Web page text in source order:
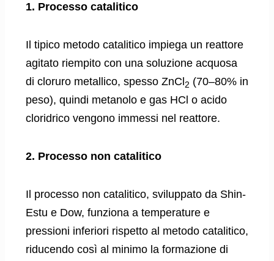
1. Processo catalitico
Il tipico metodo catalitico impiega un reattore
agitato riempito con una soluzione acquosa
di cloruro metallico, spesso ZnCl 2 (70–80% in
peso), quindi metanolo e gas HCl o acido
cloridrico vengono immessi nel reattore.
2. Processo non catalitico
Il processo non catalitico, sviluppato da Shin-
Estu e Dow, funziona a temperature e
pressioni inferiori rispetto al metodo catalitico,
riducendo così al minimo la formazione di